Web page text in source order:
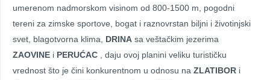
umerenom nadmorskom visinom od 800-1500 m, pogodni
tereni za zimske sportove, bogat i raznovrstan biljni i životinjski
svet, blagotvorna klima, DRINA sa veštačkim jezerima
ZAOVINE i PERUĆAC , daju ovoj planini veliku turističku
vrednost što je čini konkurentnom u odnosu na ZLATIBOR i